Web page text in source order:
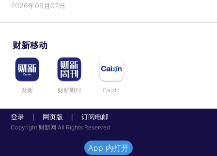
2026年08月07日
财新移动
财新 财新周刊 Caixin
登录 网页版 订阅电邮
Copyright 财新网 All Rights Reserved
App 内打开